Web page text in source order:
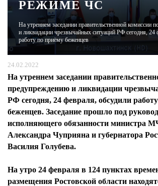
ЖУРНАЛ
РЕЖИМЕ ЧС
На утреннем заседании правительственной комиссии
и ликвидации чрезвычайных ситуаций РФ сегодня, 24
работу по приёму беженцев
24.02.2022
На утреннем заседании
предупреждению и ликвидации
РФ сегодня, 24 февраля, обсудили
беженцев. Заседание прошло под
исполняющего обязанности министра
Александра Чуприяна и губернатора
Василия Голубева.
На утро 24 февраля в 124 пунктах
размещения Ростовской области